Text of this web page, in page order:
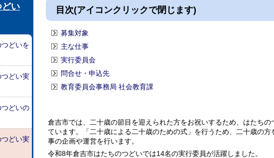
どい
どいを
どい実
どいの
どい実
目次(アイコンクリックで閉じます)
募集対象
主な仕事
実行委員会
問合せ・申込先
教育委員会事務局 社会教育課
倉吉市では、二十歳の節目を迎えられた方をお祝いするため、はたち
ています。「二十歳による二十歳のための式」を行うため、二十歳の
事の企画や運営を行います。
令和8年倉吉市はたちのつどいでは14名の実行委員が活躍しました。